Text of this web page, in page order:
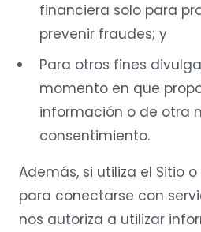
financiera solo para
prevenir fraudes; y
Para otros fines
momento en que
información o de otra
consentimiento.
Además, si utiliza el Sitio
para conectarse con
nos autoriza a utilizar